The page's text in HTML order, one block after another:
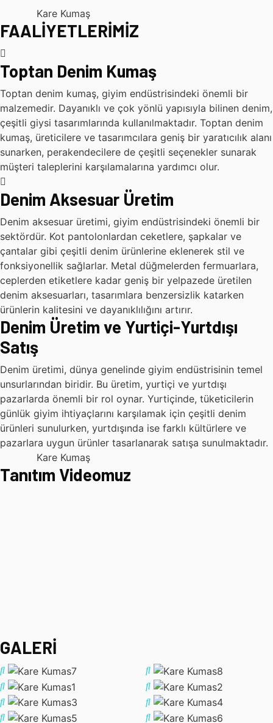
Kare Kumaş
FAALİYETLERİMİZ
Toptan Denim Kumaş
Toptan denim kumaş, giyim endüstrisindeki önemli bir
malzemedir. Dayanıklı ve çok yönlü yapısıyla bilinen denim,
çeşitli giysi tasarımlarında kullanılmaktadır. Toptan denim
kumaş, üreticilere ve tasarımcılara geniş bir yaratıcılık alanı
sunarken, perakendecilere de çeşitli seçenekler sunarak
müşteri taleplerini karşılamalarına yardımcı olur.
Denim Aksesuar Üretim
Denim aksesuar üretimi, giyim endüstrisindeki önemli bir
sektördür. Kot pantolonlardan ceketlere, şapkalar ve
çantalar gibi çeşitli denim ürünlerine eklenerek stil ve
fonksiyonellik sağlarlar. Metal düğmelerden fermuarlara,
ceplerden etiketlere kadar geniş bir yelpazede üretilen
denim aksesuarları, tasarımlara benzersizlik katarken
ürünlerin kalitesini ve dayanıklılığını artırır.
Denim Üretim ve Yurtiçi-Yurtdışı
Satış
Denim üretimi, dünya genelinde giyim endüstrisinin temel
unsurlarından biridir. Bu üretim, yurtiçi ve yurtdışı
pazarlarda önemli bir rol oynar. Yurtiçinde, tüketicilerin
günlük giyim ihtiyaçlarını karşılamak için çeşitli denim
ürünleri sunulurken, yurtdışında ise farklı kültürlere ve
pazarlara uygun ürünler tasarlanarak satışa sunulmaktadır.
Kare Kumaş
Tanıtım Videomuz
GALERİ